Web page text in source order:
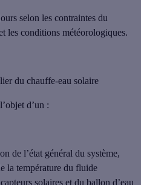
selon les contraintes du
les conditions météorologiques.
du chauffe-eau solaire
d’un :
de l’état général du système,
la température du fluide
solaires et du ballon d’eau